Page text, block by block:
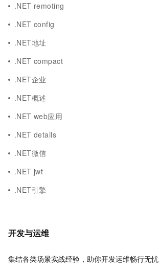
.NET remoting
.NET config
.NET地址
.NET compact
.NET企业
.NET概述
.NET web应用
.NET details
.NET微信
.NET jwt
.NET引擎
开发与运维
集结各类场景实战经验，助你开发运维畅行无忧